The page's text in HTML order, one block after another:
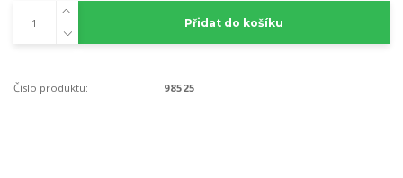
Přidat do košíku
Číslo produktu: 98525